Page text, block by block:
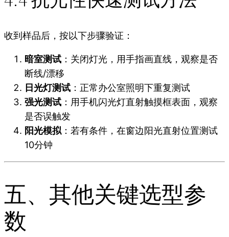
收到样品后，按以下步骤验证：
暗室测试 ：关闭灯光，用手指画直线，观察是否
断线/漂移
日光灯测试 ：正常办公室照明下重复测试
强光测试 ：用手机闪光灯直射触摸框表面，观察
是否误触发
阳光模拟：若有条件，在窗边阳光直射位置测试
10分钟
五、其他关键选型参
数